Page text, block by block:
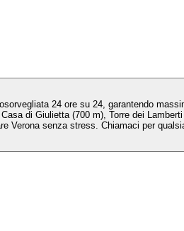
24 ore su 24, garantendo
di Giulietta (700 m), Torre dei Lamberti
Verona senza stress. Chiamaci per